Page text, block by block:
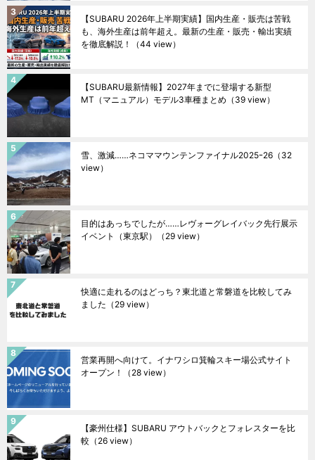
【SUBARU 2026年上半期実績】国内生産・販売は苦戦
も、海外生産は前年超え。最新の生産・販売・輸出実績
を徹底解説！
（44 view）
【SUBARU最新情報】2027年までに登場する新型
MT（マニュアル）モデル3車種まとめ （39 view）
雪、激減……ネコママウンテンファイナル2025ｰ26 （32
view）
目的はあっちでしたが……レヴォーグレイバック先行展示
イベント（東京駅）
（29 view）
快適に走れるのはどっち？東北道と常磐道を比較してみ
ました （29 view）
営業再開へ向けて。イナワシロ箕輪スキー場公式サイト
オープン！
（28 view）
【豪州仕様】SUBARU アウトバックとフォレスターを比
較 （26 view）